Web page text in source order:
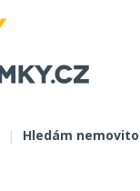
| Hledám